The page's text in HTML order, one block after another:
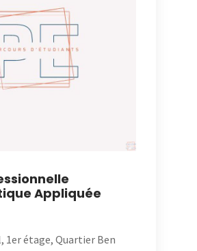
Appliquée
1er étage, Quartier Ben